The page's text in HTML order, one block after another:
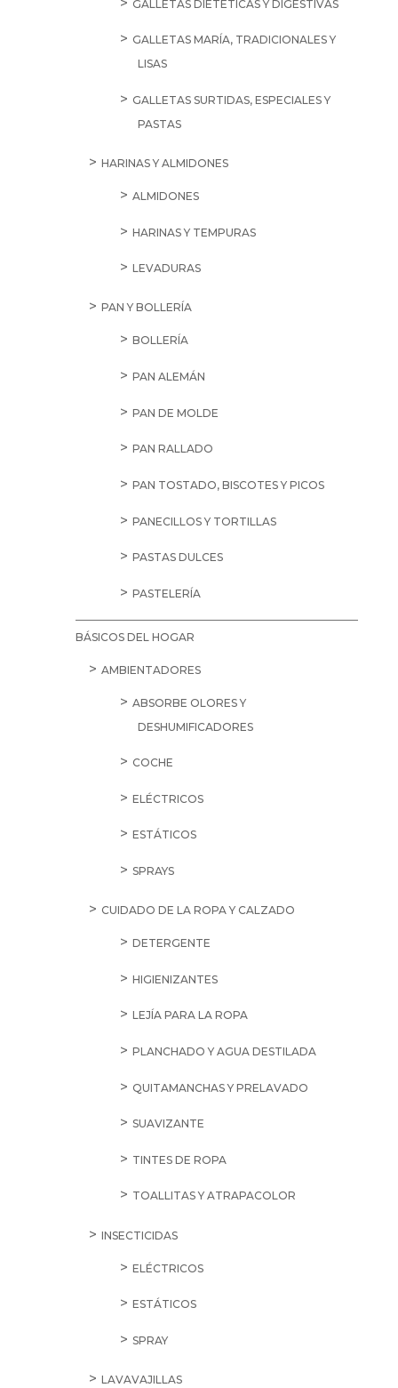
GALLETAS DIETÉTICAS Y DIGESTIVAS
GALLETAS MARÍA, TRADICIONALES Y
LISAS
GALLETAS SURTIDAS, ESPECIALES Y
PASTAS
HARINAS Y ALMIDONES
ALMIDONES
HARINAS Y TEMPURAS
LEVADURAS
PAN Y BOLLERÍA
BOLLERÍA
PAN ALEMÁN
PAN DE MOLDE
PAN RALLADO
PAN TOSTADO, BISCOTES Y PICOS
PANECILLOS Y TORTILLAS
PASTAS DULCES
PASTELERÍA
BÁSICOS DEL HOGAR
AMBIENTADORES
ABSORBE OLORES Y
DESHUMIFICADORES
COCHE
ELÉCTRICOS
ESTÁTICOS
SPRAYS
CUIDADO DE LA ROPA Y CALZADO
DETERGENTE
HIGIENIZANTES
LEJÍA PARA LA ROPA
PLANCHADO Y AGUA DESTILADA
QUITAMANCHAS Y PRELAVADO
SUAVIZANTE
TINTES DE ROPA
TOALLITAS Y ATRAPACOLOR
INSECTICIDAS
ELÉCTRICOS
ESTÁTICOS
SPRAY
LAVAVAJILLAS